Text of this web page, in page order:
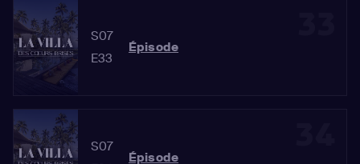
S07
E33
Épisode
S07
Épisode